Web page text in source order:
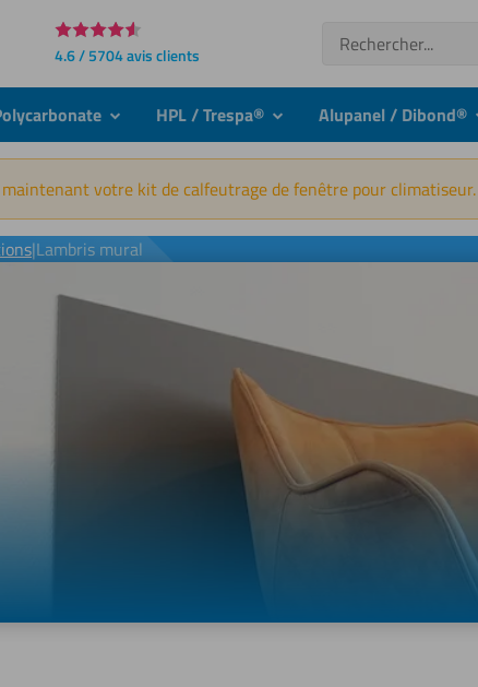
4.6 / 5704 avis clients
Recherche
submenuHPL / Trespa® submenuAlupanel / Dibond®
maintenant votre kit de calfeutrage de fenêtre pour climatiseur.
|Lambris mural